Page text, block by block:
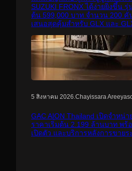
SUZUKI FRONX ได้ง่ายยิ่งขึ้น รุ่
ต้น 599,000 บาท จำนวน 200
เสนอสุดคุ้มสำหรับ GLX และ
5 สิงหาคม 2026.Chayissara
GAC AION Thailand เปิดจำหน่า
ราคาเริ่มต้น 2.199 ล้านบาท พร้
เปิดตัว และบริการหลังการขายร